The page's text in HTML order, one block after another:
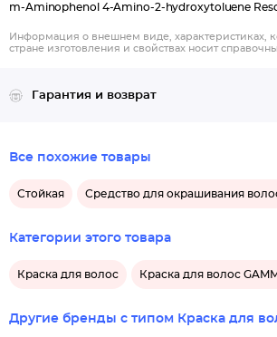
m-Aminophenol 4-Amino-2-hydroxytoluene
Информация о внешнем виде, характеристиках,
стране изготовления и свойствах носит
Гарантия и возврат
Все похожие товары
Стойкая Средство для окрашивания
Категории этого товара
Краска для волос Краска для волос
Другие бренды с типом Краска для